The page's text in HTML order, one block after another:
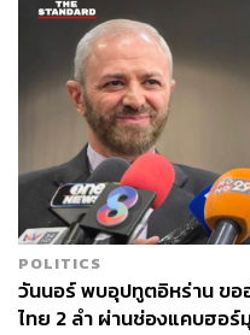
POLITICS
วันนอร์ พบอุปทูตอิหร่าน ขอ
ไทย 2 ลำ ผ่านช่องแคบฮอร์